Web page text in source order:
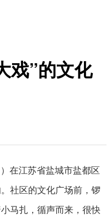
戏”的文化
在江苏省盐城市盐都区
社区的文化广场前，锣
马扎，循声而来，很快